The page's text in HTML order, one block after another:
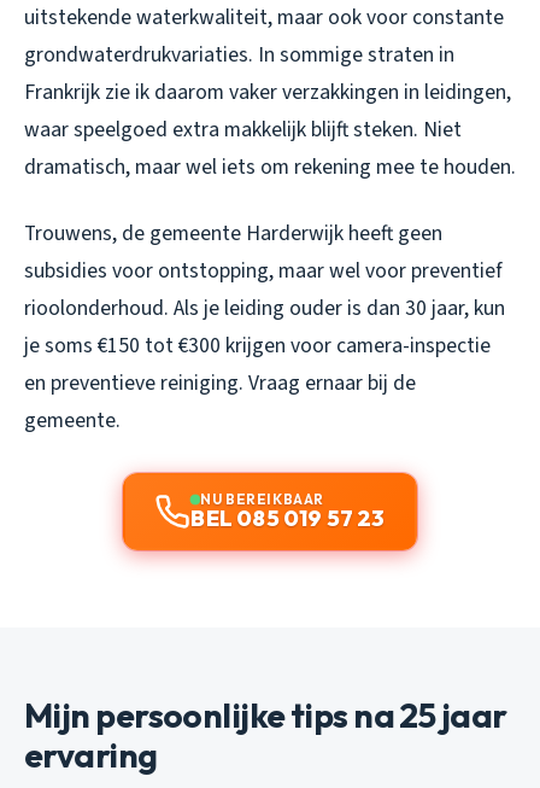
uitstekende waterkwaliteit, maar ook voor constante
grondwaterdrukvariaties. In sommige straten in
Frankrijk zie ik daarom vaker verzakkingen in leidingen,
waar speelgoed extra makkelijk blijft steken. Niet
dramatisch, maar wel iets om rekening mee te houden.
Trouwens, de gemeente Harderwijk heeft geen
subsidies voor ontstopping, maar wel voor preventief
rioolonderhoud. Als je leiding ouder is dan 30 jaar, kun
je soms €150 tot €300 krijgen voor camera-inspectie
en preventieve reiniging. Vraag ernaar bij de
gemeente.
NU BEREIKBAAR
BEL 085 019 57 23
Mijn persoonlijke tips na 25 jaar
ervaring